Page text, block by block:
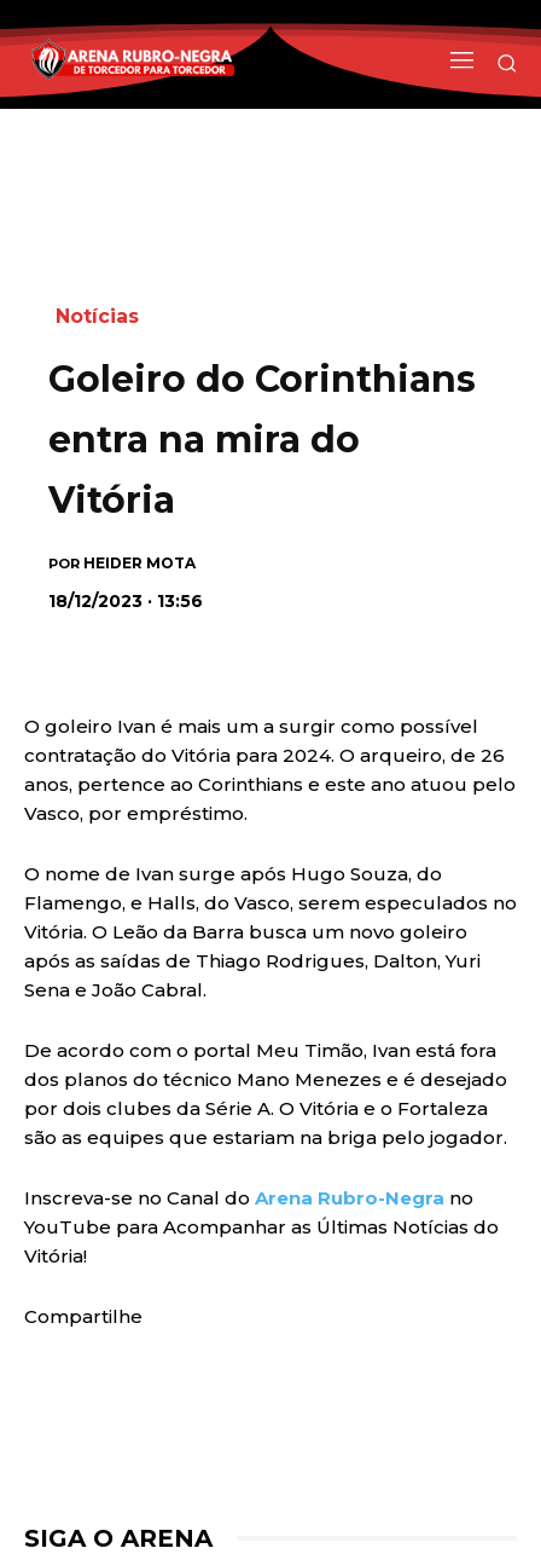
Notícias
Goleiro do Corinthians
entra na mira do
Vitória
POR HEIDER MOTA
18/12/2023 · 13:56
O goleiro Ivan é mais um a surgir como possível
contratação do Vitória para 2024. O arqueiro, de 26
anos, pertence ao Corinthians e este ano atuou pelo
Vasco, por empréstimo.
O nome de Ivan surge após Hugo Souza, do
Flamengo, e Halls, do Vasco, serem especulados no
Vitória. O Leão da Barra busca um novo goleiro
após as saídas de Thiago Rodrigues, Dalton, Yuri
Sena e João Cabral.
De acordo com o portal Meu Timão, Ivan está fora
dos planos do técnico Mano Menezes e é desejado
por dois clubes da Série A. O Vitória e o Fortaleza
são as equipes que estariam na briga pelo jogador.
Inscreva-se no Canal do Arena Rubro-Negra no
YouTube para Acompanhar as Últimas Notícias do
Vitória!
Compartilhe
SIGA O ARENA